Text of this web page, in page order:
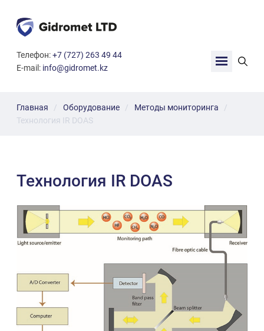
i
d
m
e
Телефон:+7 (727) 263 49 44
E-mail: info@gidromet.kz
Главная Оборудование
Методы мониторинга
Технология IR DOAS
Технология IR DOAS